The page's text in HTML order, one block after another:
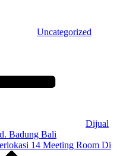
Uncategorized
Dijual
Badung Bali
14 Meeting Room Di